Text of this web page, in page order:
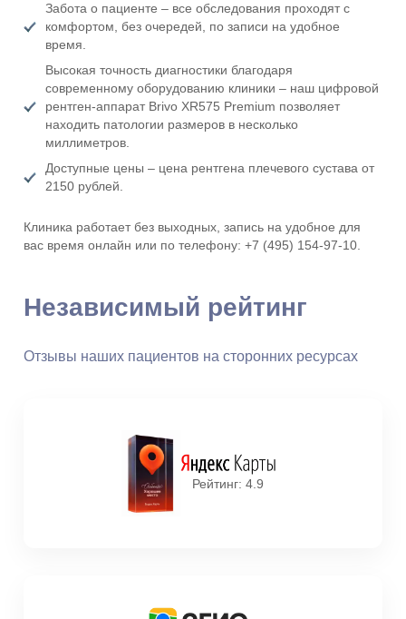
Забота о пациенте – все обследования проходят с
комфортом, без очередей, по записи на удобное
время.
Высокая точность диагностики благодаря
современному оборудованию клиники – наш цифровой
рентген-аппарат Brivo XR575 Premium позволяет
находить патологии размеров в несколько
миллиметров.
Доступные цены – цена рентгена плечевого сустава от
2150 рублей.
Клиника работает без выходных, запись на удобное для
вас время онлайн или по телефону: +7 (495) 154-97-10.
Независимый рейтинг
Отзывы наших пациентов на сторонних ресурсах
Рейтинг: 4.9